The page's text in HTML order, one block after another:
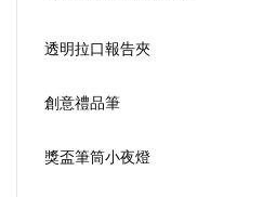
透明拉口報告夾
創意禮品筆
獎盃筆筒小夜燈